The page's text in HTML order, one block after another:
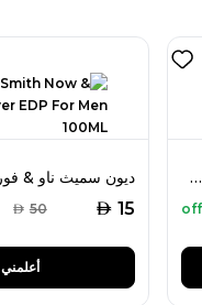
AED 15
AED 50
أعلمني
ديون سميث إنتراشارم أو أو بارفان 100 مل للرجال